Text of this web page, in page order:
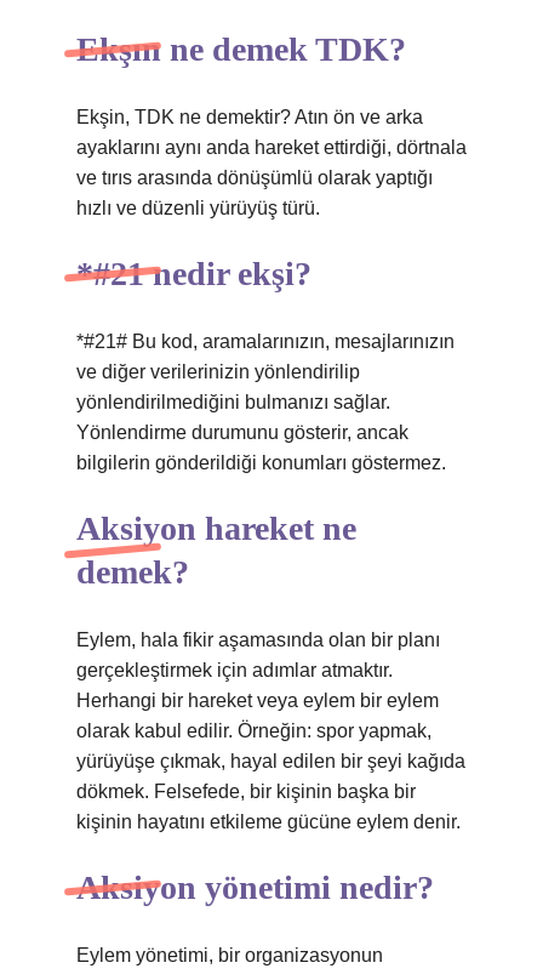
Ekşın ne demek TDK?
Ekşin, TDK ne demektir? Atın ön ve arka
ayaklarını aynı anda hareket ettirdiği, dörtnala
ve tırıs arasında dönüşümlü olarak yaptığı
hızlı ve düzenli yürüyüş türü.
*#21 nedir ekşi?
*#21# Bu kod, aramalarınızın, mesajlarınızın
ve diğer verilerinizin yönlendirilip
yönlendirilmediğini bulmanızı sağlar.
Yönlendirme durumunu gösterir, ancak
bilgilerin gönderildiği konumları göstermez.
Aksiyon hareket ne
demek?
Eylem, hala fikir aşamasında olan bir planı
gerçekleştirmek için adımlar atmaktır.
Herhangi bir hareket veya eylem bir eylem
olarak kabul edilir. Örneğin: spor yapmak,
yürüyüşe çıkmak, hayal edilen bir şeyi kağıda
dökmek. Felsefede, bir kişinin başka bir
kişinin hayatını etkileme gücüne eylem denir.
Aksiyon yönetimi nedir?
Eylem yönetimi, bir organizasyonun